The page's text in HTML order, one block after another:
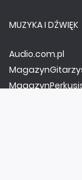
MUZYKA I DŹWIĘK
Audio.com.pl